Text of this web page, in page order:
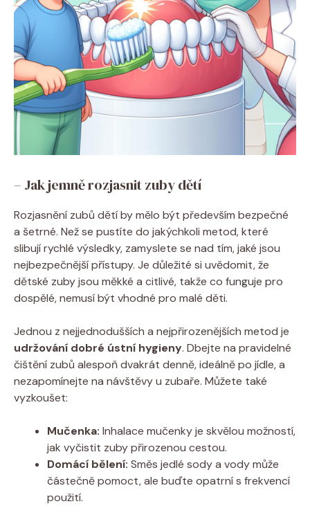
– Jak jemně rozjasnit zuby dětí
Rozjasnění zubů dětí by mělo být především bezpečné
a šetrné. Než se pustíte do jakýchkoli metod, které
slibují rychlé výsledky, zamyslete se nad tím, jaké jsou
nejbezpečnější přístupy. Je důležité si uvědomit, že
dětské zuby jsou měkké a citlivé, takže co funguje pro
dospělé, nemusí být vhodné pro malé děti.
Jednou z nejjednodušších a nejpřirozenějších metod je
udržování dobré ústní hygieny. Dbejte na pravidelné
čištění zubů alespoň dvakrát denně, ideálně po jídle, a
nezapomínejte na návštěvy u zubaře. Můžete také
vyzkoušet:
Mučenka: Inhalace mučenky je skvělou možností,
jak vyčistit zuby přirozenou cestou.
Domácí bělení: Směs jedlé sody a vody může
částečně pomoct, ale buďte opatrní s frekvencí
použití.